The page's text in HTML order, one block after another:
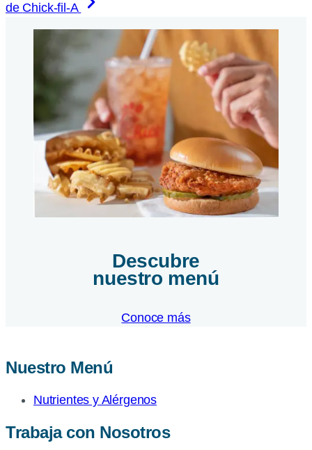
de Chick-fil-A
Descubre
nuestro menú
Conoce más
Nuestro Menú
Nutrientes y Alérgenos
Trabaja con Nosotros